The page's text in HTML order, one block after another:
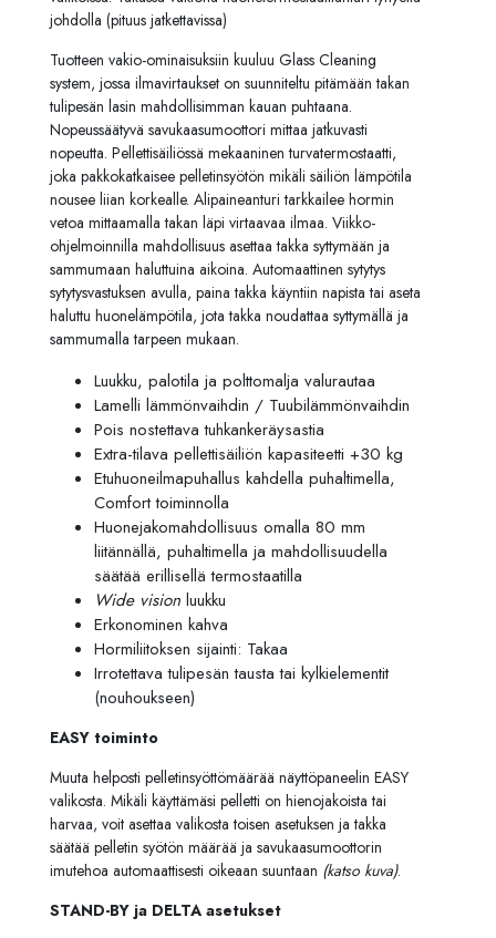
johdolla (pituus jatkettavissa)
Tuotteen vakio-ominaisuksiin kuuluu Glass Cleaning
system, jossa ilmavirtaukset on suunniteltu pitämään takan
tulipesän lasin mahdollisimman kauan puhtaana.
Nopeussäätyvä savukaasumoottori mittaa jatkuvasti
nopeutta. Pellettisäiliössä mekaaninen turvatermostaatti,
joka pakkokatkaisee pelletinsyötön mikäli säiliön lämpötila
nousee liian korkealle. Alipaineanturi tarkkailee hormin
vetoa mittaamalla takan läpi virtaavaa ilmaa. Viikko-
ohjelmoinnilla mahdollisuus asettaa takka syttymään ja
sammumaan haluttuina aikoina. Automaattinen sytytys
sytytysvastuksen avulla, paina takka käyntiin napista tai aseta
haluttu huonelämpötila, jota takka noudattaa syttymällä ja
sammumalla tarpeen mukaan.
Luukku, palotila ja polttomalja valurautaa
Lamelli lämmönvaihdin / Tuubilämmönvaihdin
Pois nostettava tuhkankeräysastia
Extra-tilava pellettisäiliön kapasiteetti +30 kg
Etuhuoneilmapuhallus kahdella puhaltimella,
Comfort toiminnolla
Huonejakomahdollisuus omalla 80 mm
liitännällä, puhaltimella ja mahdollisuudella
säätää erillisellä termostaatilla
Wide vision luukku
Erkonominen kahva
Hormiliitoksen sijainti: Takaa
Irrotettava tulipesän tausta tai kylkielementit
(nouhoukseen)
EASY toiminto
Muuta helposti pelletinsyöttömäärää näyttöpaneelin EASY
valikosta. Mikäli käyttämäsi pelletti on hienojakoista tai
harvaa, voit asettaa valikosta toisen asetuksen ja takka
säätää pelletin syötön määrää ja savukaasumoottorin
imutehoa automaattisesti oikeaan suuntaan (katso kuva).
STAND-BY ja DELTA asetukset